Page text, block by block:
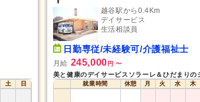
土 日
越谷駅から0.4Km
デイサービス
生活相談員
日勤専従/未経験可/介護福祉士
月給 245,000 円 〜
就業時間 休憩 月 火 水 木